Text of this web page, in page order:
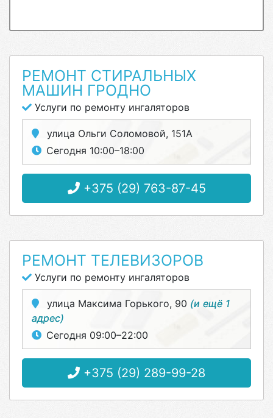
РЕМОНТ СТИРАЛЬНЫХ
МАШИН ГРОДНО
Услуги по ремонту ингаляторов
улица Ольги Соломовой, 151А
Сегодня 10:00–18:00
+375 (29) 763-87-45
РЕМОНТ ТЕЛЕВИЗОРОВ
Услуги по ремонту ингаляторов
улица Максима Горького, 90 (и ещё 1
адрес)
Сегодня 09:00–22:00
+375 (29) 289-99-28